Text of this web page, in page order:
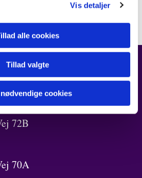
Vis detaljer
alle cookies
Tillad valgte
cookies
72B
70A